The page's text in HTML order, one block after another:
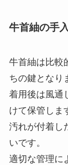
牛首紬の手
牛首紬は比較
ちの鍵となり
着用後は風通
けて保管しま
汚れが付着し
いです。
適切な管理に